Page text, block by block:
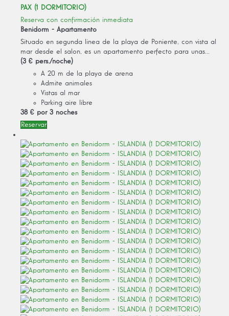
PAX (1 DORMITORIO)
Reserva con confirmación inmediata
Benidorm - Apartamento
Situado en segunda linea de la playa de Poniente, con vista al
mar desde el salon, es un apartamento perfecto para unas...
(3 € pers./noche)
A 20 m de la playa de arena
Admite animales
Vistas al mar
Parking aire libre
38 € por 3 noches
Reservar